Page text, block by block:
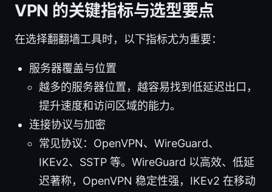
VPN 的关键指标与选型要点
在选择翻翻墙工具时，以下指标尤为重要：
服务器覆盖与位置
越多的服务器位置，越容易找到低延迟出口，
提升速度和访问区域的能力。
连接协议与加密
常见协议：OpenVPN、WireGuard、
IKEv2、SSTP 等。WireGuard 以高效、低延
迟著称，OpenVPN 稳定性强，IKEv2 在移动